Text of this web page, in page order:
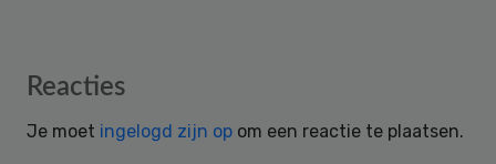
Reader
Reacties
Je moet ingelogd zijn op om een reactie te plaatsen.